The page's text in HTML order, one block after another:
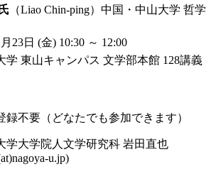
（Liao Chin-ping）中国・中山大学 哲学
23日 (金) 10:30 ～ 12:00
学 東山キャンパス 文学部本館 128講義
録不要（どなたでも参加できます）
学大学院人文学研究科 岩田直也
u.jp)